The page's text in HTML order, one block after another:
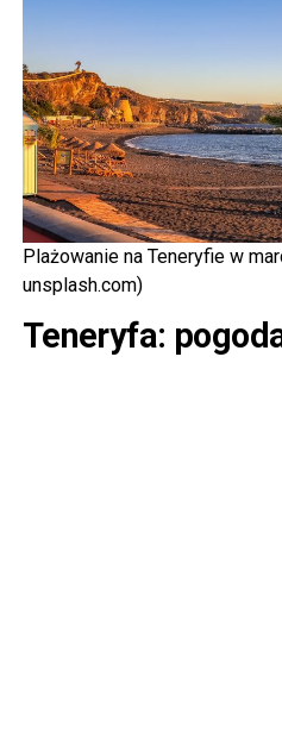
Plażowanie na Teneryfie w
unsplash.com)
Teneryfa: